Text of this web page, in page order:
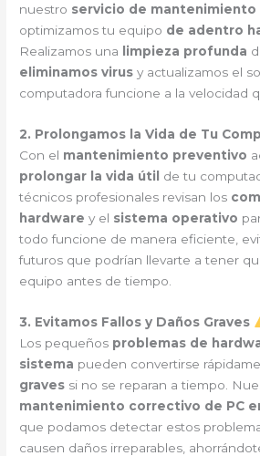
nuestro servicio de mantenimiento
optimizamos tu equipo de adentro
Realizamos una
limpieza profunda
eliminamos virus y actualizamos el
computadora funcione a la velocidad
2. Prolongamos la Vida de Tu
Con el mantenimiento preventivo
prolongar la vida útil
de tu
técnicos profesionales revisan los
hardware y el sistema operativo
todo funcione de manera eficiente,
futuros que podrían llevarte a tener
equipo antes de tiempo.
3. Evitamos Fallos y Daños Graves
Los pequeños problemas de
sistema pueden convertirse
graves si no se reparan a tiempo.
mantenimiento correctivo de PC
que podamos detectar estos
causen daños irreparables,